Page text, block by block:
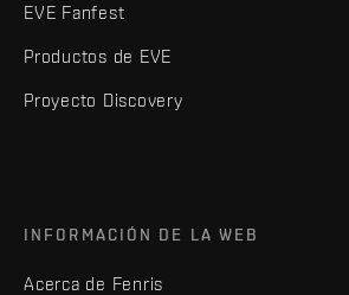
EVE Fanfest
Productos de EVE
Proyecto Discovery
INFORMACIÓN DE LA WEB
Acerca de Fenris